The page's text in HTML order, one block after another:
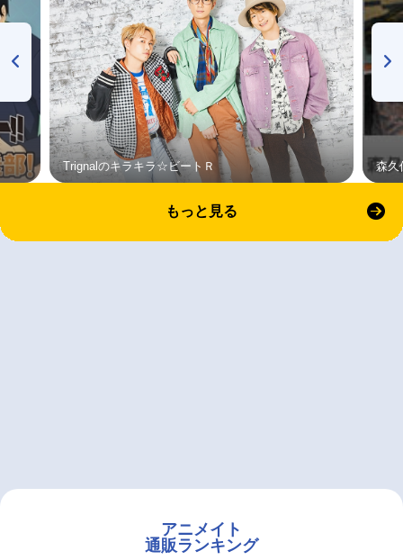
Trignalのキラキラ☆ビートＲ 森久
もっと見る
アニメイト
通販ランキング